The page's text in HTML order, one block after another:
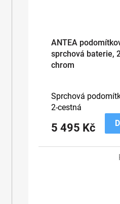
ANTEA
sprchová baterie,
chrom
5 495 Kč
Sprchová
2-cestná